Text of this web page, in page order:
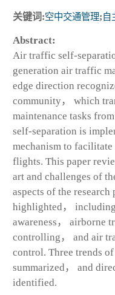
关键词:空中交通管理;自
Abstract:
Air traffic self-
generation air traffic
edge direction
community， which
maintenance tasks
self-separation is
mechanism to
flights. This paper
art and challenges of
aspects of the research
highlighted，
awareness， airborne
controlling， and air
control. Three trends
summarized， and
identified.